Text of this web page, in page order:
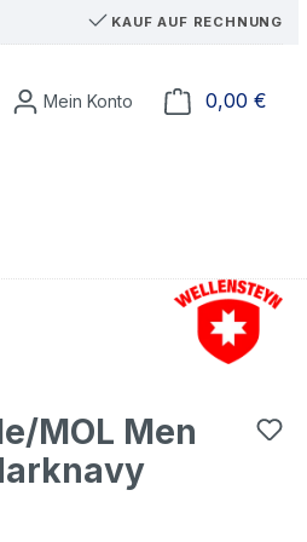
KAUF AUF RECHNUNG
Merkzettel 0,00 €
MOL Men